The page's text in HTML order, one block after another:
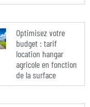
Optimisez votre
budget : tarif
location hangar
agricole en fonction
de la surface